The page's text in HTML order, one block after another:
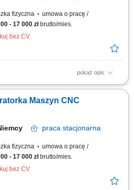
fizyczna
umowa o pracę /
- 17 000 złbrutto/mies.
bez CV
pokaż opis
frezarek CNC. Ustawianie parametrów
z rysunkiem technicznym.
oraz wykonywanie podstawowej
Maszyn CNC
praca stacjonarna
fizyczna
umowa o pracę /
- 17 000 złbrutto/mies.
bez CV